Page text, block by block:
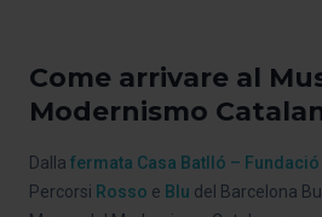
Come arrivare al
Modernismo
Dalla fermata Casa Batlló – Fundació
Percorsi Rosso e Blu del Barcelona